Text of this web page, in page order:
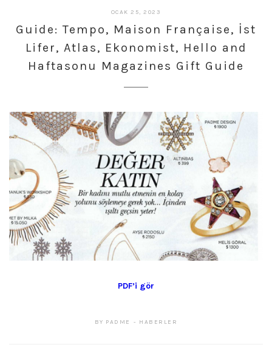
OCAK 25, 2023
2023
Guide: Tempo, Maison Française, İst
Lifer, Atlas, Ekonomist, Hello and
Haftasonu Magazines Gift Guide
PDF’i gör
BY PADME HABERLER